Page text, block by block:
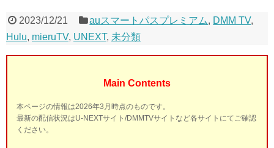
2023/12/21 auスマートパスプレミアム, DMM TV,
Hulu, mieruTV, UNEXT, 未分類
Main Contents
本ページの情報は2026年3月時点のものです。
最新の配信状況はU-NEXTサイト/DMMTVサイトなど各サイトにてご確認
ください。